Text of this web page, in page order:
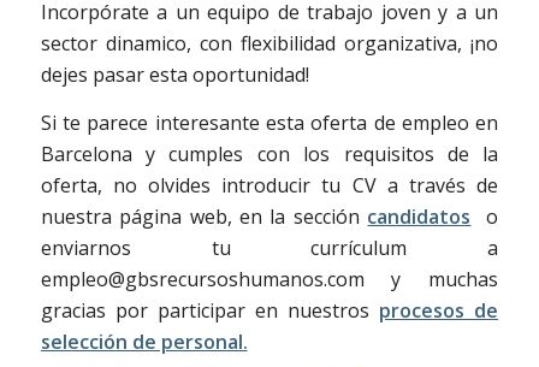
Incorpórate a un equipo de trabajo joven y a un
sector dinamico, con flexibilidad organizativa, ¡no
dejes pasar esta oportunidad!
Si te parece interesante esta oferta de empleo en
Barcelona y cumples con los requisitos de la
oferta, no olvides introducir tu CV a través de
nuestra página web, en la sección candidatos o
enviarnos tu currículum a
empleo@gbsrecursoshumanos.com y muchas
gracias por participar en nuestros procesos de
selección de personal.